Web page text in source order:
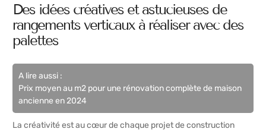
Des idées créatives et astucieuses de
rangements verticaux à réaliser avec des
palettes
A lire aussi :
Prix moyen au m2 pour une rénovation complète de maison
ancienne en 2024
La créativité est au cœur de chaque projet de construction